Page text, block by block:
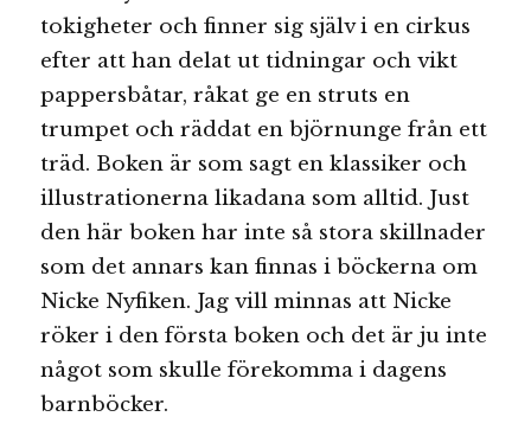
tokigheter och finner sig själv i en cirkus
efter att han delat ut tidningar och vikt
pappersbåtar, råkat ge en struts en
trumpet och räddat en björnunge från ett
träd. Boken är som sagt en klassiker och
illustrationerna likadana som alltid. Just
den här boken har inte så stora skillnader
som det annars kan finnas i böckerna om
Nicke Nyfiken. Jag vill minnas att Nicke
röker i den första boken och det är ju inte
något som skulle förekomma i dagens
barnböcker.